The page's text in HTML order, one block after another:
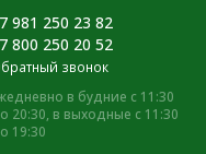
981 250 23 82
800 250 20 52
звонок
в будние с 11:30
20:30, в выходные с 11:30
19:30